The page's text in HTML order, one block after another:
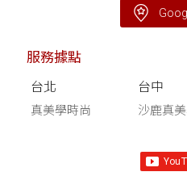
服務據點
台北
真美學時尚
台中
沙鹿真